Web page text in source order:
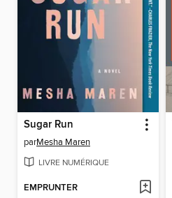
Sugar Run
parMesha Maren
LIVRE NUMÉRIQUE
EMPRUNTER